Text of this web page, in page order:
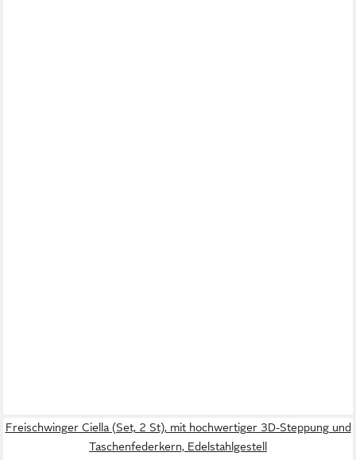
Freischwinger Ciella (Set, 2 St), mit hochwertiger 3D-Steppung und
Taschenfederkern, Edelstahlgestell